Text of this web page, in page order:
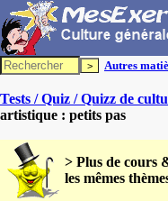
Autres
Tests / Quiz / Quizz de
artistique : petits pas
> Plus de cours
les mêmes